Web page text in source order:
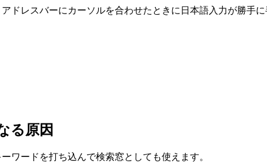
ドレスバーにカーソルを合わせたときに日本語入力が勝手
る原因
ワードを打ち込んで検索窓としても使えます。